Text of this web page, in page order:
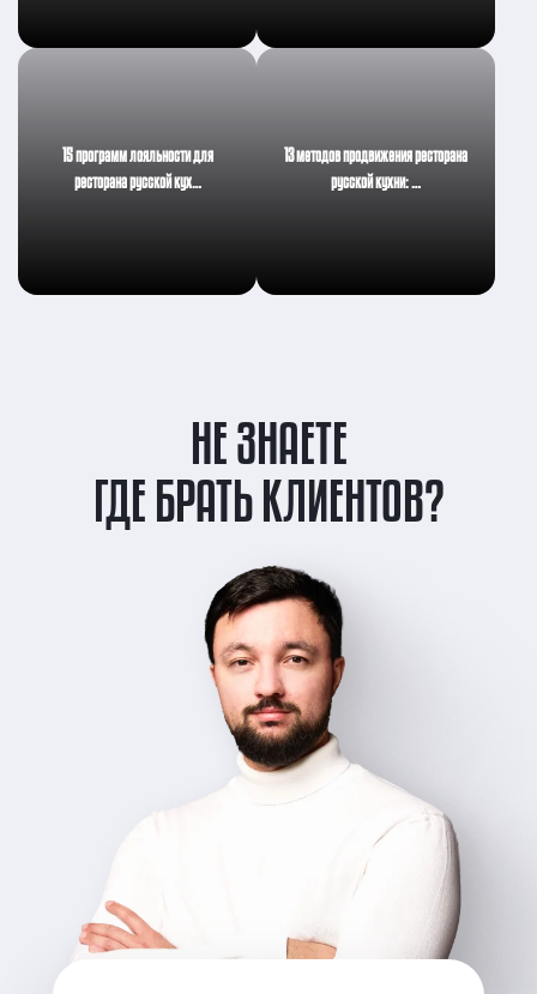
15 программ лояльности для
ресторана русской кух…
13 методов продвижения ресторана
русской кухни: …
ГДЕ БРАТЬ КЛИЕНТОВ?
НЕ ЗНАЕТЕ